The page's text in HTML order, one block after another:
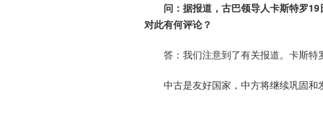
问：据报道，古巴领导人卡斯特罗19
对此有何评论？
答：我们注意到了有关报道。卡斯特
中古是友好国家，中方将继续巩固和